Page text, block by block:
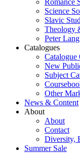
Romance
Science
Slavic
Theology
Peter
Catalogues
New
Subject
Other
News & Content
About
About
Contact
Diversity,
Summer Sale